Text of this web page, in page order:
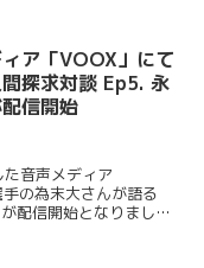
ア「VOOX」にて
間探求対談 Ep5. 永
信開始
音声メディア
の為末大さんが語る
配信開始となりまし